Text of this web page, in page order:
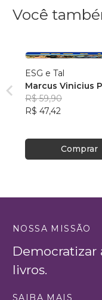
Você
ESG e Tal
Marcus Vinicius
da Silva
R$ 59,90
R$ 47,42
Comprar
NOSSA MISSÃO
Democratizar
livros.
SAIBA MAIS